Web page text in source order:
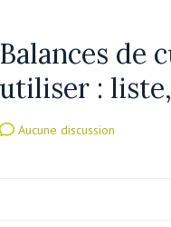
Balances de
utiliser :
Aucune discussion